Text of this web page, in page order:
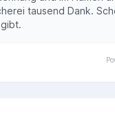
tausend Dank.